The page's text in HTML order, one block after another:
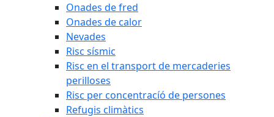
Onades de fred
Onades de calor
Nevades
Risc sísmic
Risc en el transport de mercaderies
perilloses
Risc per concentracíó de persones
Refugis climàtics